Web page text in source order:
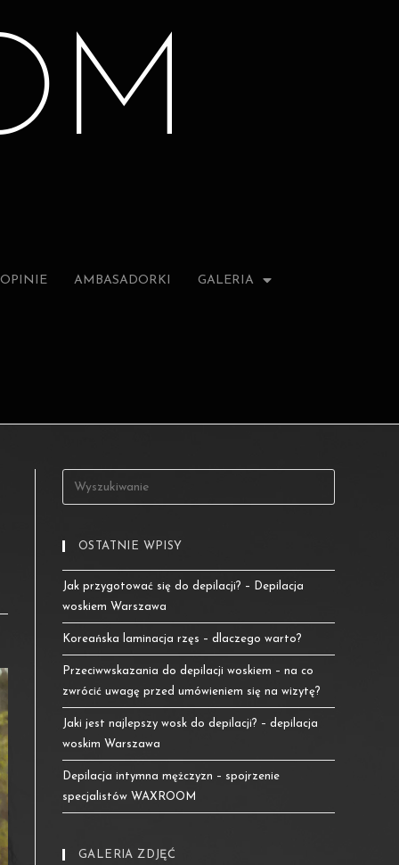
OPINIE AMBASADORKI GALERIA
OSTATNIE WPISY
Jak przygotować się do depilacji? – Depilacja
woskiem Warszawa
Koreańska laminacja rzęs – dlaczego warto?
Przeciwwskazania do depilacji woskiem – na co
zwrócić uwagę przed umówieniem się na wizytę?
Jaki jest najlepszy wosk do depilacji? – depilacja
woskim Warszawa
Depilacja intymna mężczyzn – spojrzenie
specjalistów WAXROOM
GALERIA ZDJĘĆ